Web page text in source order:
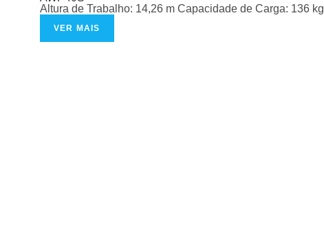
Altura de Trabalho: 14,26 m Capacidade de Carga: 136 kg
VER MAIS